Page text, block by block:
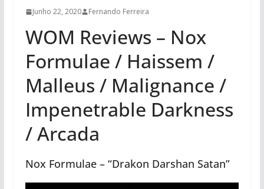
Junho 22, 2020 Fernando Ferreira
WOM Reviews – Nox
Formulae / Haissem /
Malleus / Malignance /
Impenetrable Darkness
/ Arcada
Nox Formulae – “Drakon Darshan Satan”